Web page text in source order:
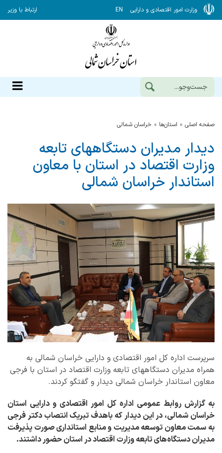
وزارت امور اقتصادی و دارایی EN ارتباط با وزیر
صفحه اصلی استان‌ها خراسان شمالي
دیدار مدیران دستگاههای تابعه
وزارت اقتصاد در استان با معاون
استاندار خراسان شمالی
سرپرست اداره کل امور اقتصادی و دارایی خراسان شمالی به
همراه مدیران دستگاههای تابعه وزارت اقتصاد در استان با فرجی
معاون استاندار خراسان شمالی دیدار و گفتگو کردند.
به گزارش روابط عمومی اداره کل امور اقتصادی و دارایی استان
خراسان شمالی، در این دیدار که باهدف تبریک انتصاب دکتر فرجی
به سمت معاون توسعه مدیریت و منابع استانداری صورت پذیرفت
مدیران دستگاه‌های تابعه وزارت اقتصاد در استان حضور داشتند.